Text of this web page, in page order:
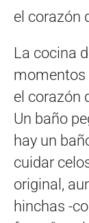
La cocina
momentos
el corazón
Un baño
hay un
cuidar
original,
hinchas -